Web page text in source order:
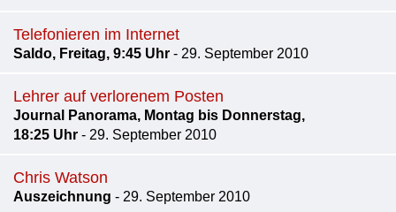
Telefonieren im Internet
Saldo, Freitag, 9:45 Uhr - 29. September 2010
Lehrer auf verlorenem Posten
Journal Panorama, Montag bis Donnerstag,
18:25 Uhr - 29. September 2010
Chris Watson
Auszeichnung - 29. September 2010